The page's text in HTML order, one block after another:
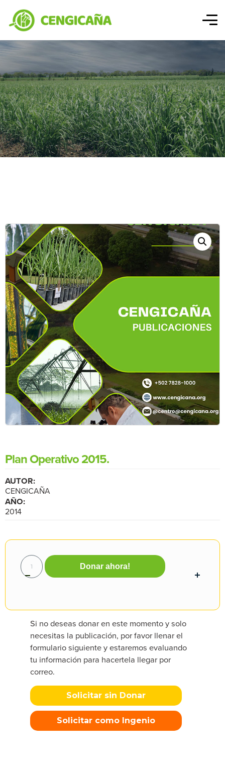
Plan Operativo 2015.
AUTOR:
CENGICAÑA
AÑO:
2014
Donar ahora!
Si no deseas donar en este momento y solo
necesitas la publicación, por favor llenar el
formulario siguiente y estaremos evaluando
tu información para hacertela llegar por
correo.
Solicitar sin Donar
Solicitar como Ingenio